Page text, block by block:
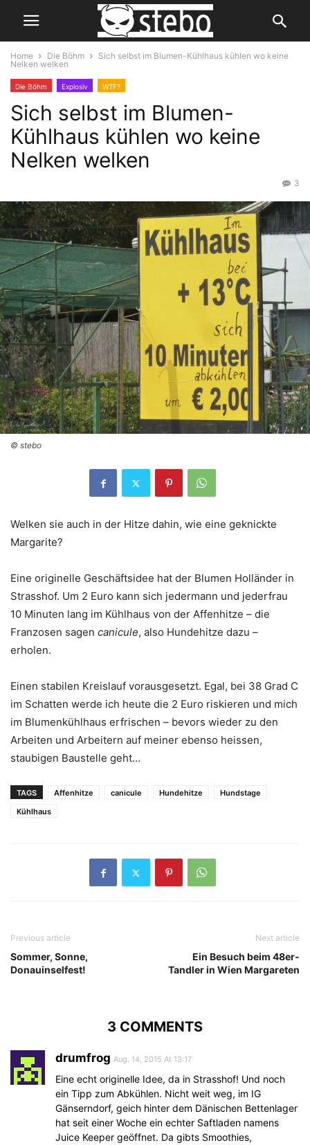
Home Die Böhm
Sich selbst im Blumen-Kühlhaus kühlen wo keine
Nelken welken
Die Böhm Explosiv WTF?
Sich selbst im Blumen-
Kühlhaus kühlen wo keine
Nelken welken
3
© stebo
Welken sie auch in der Hitze dahin, wie eine geknickte
Margarite?
Eine originelle Geschäftsidee hat der Blumen Holländer in
Strasshof. Um 2 Euro kann sich jedermann und jederfrau
10 Minuten lang im Kühlhaus von der Affenhitze – die
Franzosen sagen canicule, also Hundehitze dazu –
erholen.
Einen stabilen Kreislauf vorausgesetzt. Egal, bei 38 Grad C
im Schatten werde ich heute die 2 Euro riskieren und mich
im Blumenkühlhaus erfrischen – bevors wieder zu den
Arbeiten und Arbeitern auf meiner ebenso heissen,
staubigen Baustelle geht…
TAGS Affenhitze canicule Hundehitze
Hundstage
Kühlhaus
Previous article
Sommer, Sonne,
Donauinselfest!
Next article
Ein Besuch beim 48er-
Tandler in Wien Margareten
3 COMMENTS
drumfrog Aug. 14, 2015 At 13:17
Eine echt originelle Idee, da in Strasshof! Und noch
ein Tipp zum Abkühlen. Nicht weit weg, im IG
Gänserndorf, geich hinter dem Dänischen Bettenlager
hat seit einer Woche ein echter Saftladen namens
Juice Keeper geöffnet. Da gibts Smoothies,